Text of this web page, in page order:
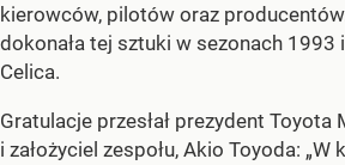
kierowców, pilotów oraz
dokonała tej sztuki w sezonach 1993
Celica.
Gratulacje przesłał prezydent
i założyciel zespołu, Akio Toyoda: „W